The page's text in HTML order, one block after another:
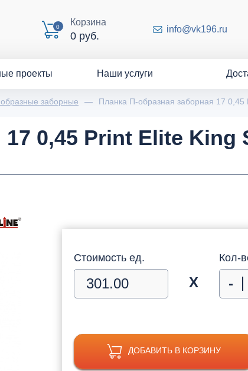
0 Корзина
0 руб.
info@vk196.ru
проекты Наши услуги
заборные — Планка П-образная заборная 17 0,45
0,45 Print Elite King
Стоимость ед.
Х
Кол-
-
ДОБАВИТЬ В КОРЗИНУ